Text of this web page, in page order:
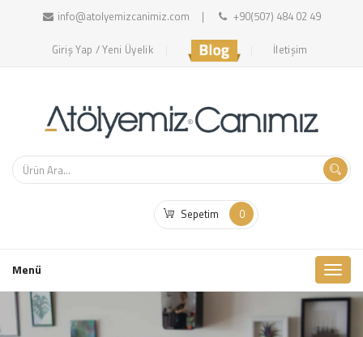
info@atolyemizcanimiz.com +90(507) 484 02 49
Giriş Yap / Yeni Üyelik İletişim
Sepetim 0
Menü Toggle